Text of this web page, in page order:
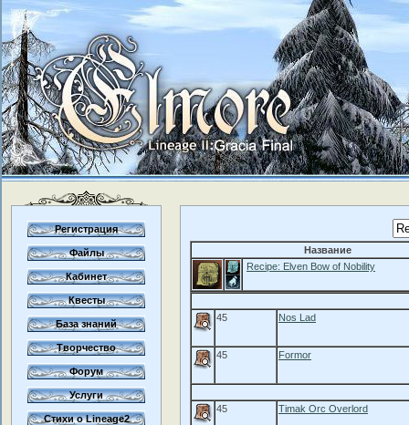
Регистрация
Файлы
Кабинет
Квесты
База знаний
Творчество
Форум
Услуги
Стихи о Lineage2
Название
Recipe: Elven Bow of Nobility
45 Nos Lad
45 Formor
45 Timak Orc Overlord